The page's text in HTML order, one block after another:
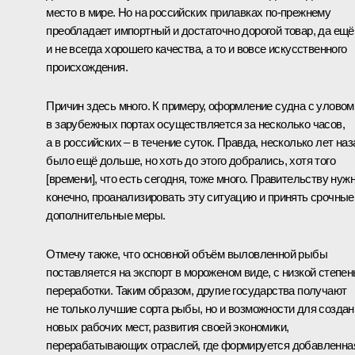
место в мире. Но на российских прилавках по‑прежнему
преобладает импортный и достаточно дорогой товар, да ещё
и не всегда хорошего качества, а то и вовсе искусственного
происхождения.
Причин здесь много. К примеру, оформление судна с уловом
в зарубежных портах осуществляется за несколько часов,
а в российских – в течение суток. Правда, несколько лет
было ещё дольше, но хоть до этого добрались, хотя того
[времени], что есть сегодня, тоже много. Правительству
конечно, проанализировать эту ситуацию и принять срочные
дополнительные меры.
Отмечу также, что основной объём выловленной рыбы
поставляется на экспорт в мороженом виде, с низкой
переработки. Таким образом, другие государства получают
не только лучшие сорта рыбы, но и возможности для
новых рабочих мест, развития своей экономики,
перерабатывающих отраслей, где формируется